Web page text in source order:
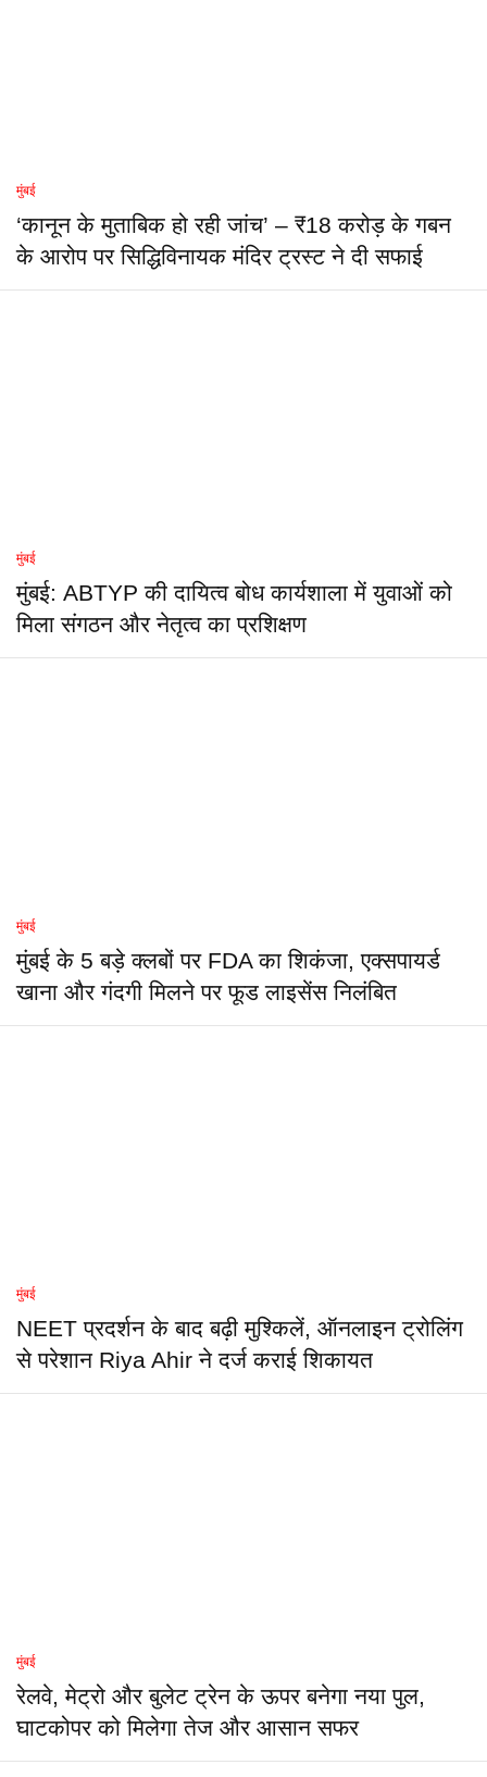
मुंबई
‘कानून के मुताबिक हो रही जांच’ – ₹18 करोड़ के गबन
के आरोप पर सिद्धिविनायक मंदिर ट्रस्ट ने दी सफाई
मुंबई
मुंबई: ABTYP की दायित्व बोध कार्यशाला में युवाओं को
मिला संगठन और नेतृत्व का प्रशिक्षण
मुंबई
मुंबई के 5 बड़े क्लबों पर FDA का शिकंजा, एक्सपायर्ड
खाना और गंदगी मिलने पर फूड लाइसेंस निलंबित
मुंबई
NEET प्रदर्शन के बाद बढ़ी मुश्किलें, ऑनलाइन ट्रोलिंग
से परेशान Riya Ahir ने दर्ज कराई शिकायत
मुंबई
रेलवे, मेट्रो और बुलेट ट्रेन के ऊपर बनेगा नया पुल,
घाटकोपर को मिलेगा तेज और आसान सफर